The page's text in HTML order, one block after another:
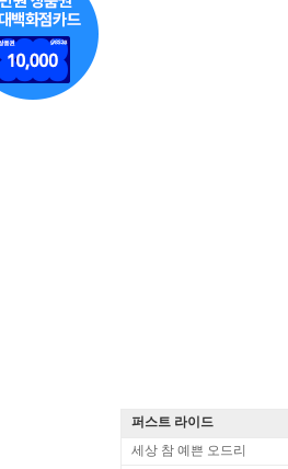
퍼스트 라이드
세상 참 예쁜 오드리